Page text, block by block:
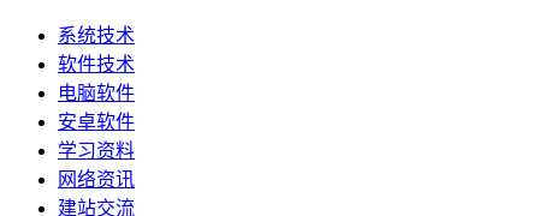
系统技术
软件技术
电脑软件
安卓软件
学习资料
网络资讯
建站交流